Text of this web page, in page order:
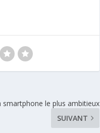
smartphone le plus ambitieux
SUIVANT